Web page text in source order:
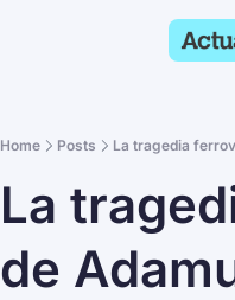
Home Posts La tragedia
La
de